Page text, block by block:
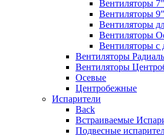
Вентиляторы 7″
Вентиляторы 9″
Вентиляторы
Вентиляторы
Вентиляторы с
Вентиляторы
Вентиляторы
Осевые
Центробежные
Испарители
Back
Встраиваемые
Подвесные